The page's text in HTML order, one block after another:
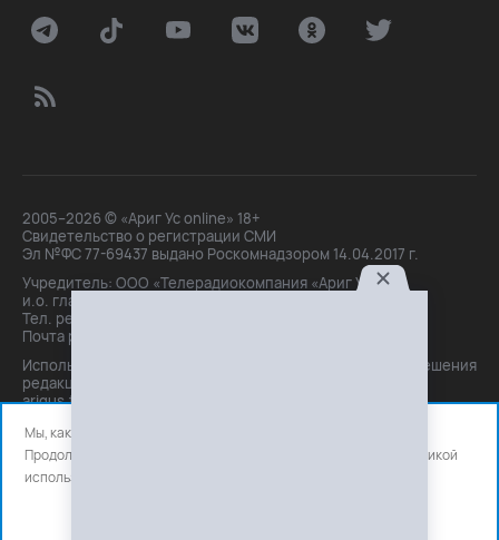
2005–2026 © «Ариг Ус online» 18+
Свидетельство о регистрации СМИ
Эл №ФС 77-69437 выдано Роскомнадзором 14.04.2017 г.
Учредитель: ООО «Телерадиокомпания «Ариг Ус»,
и.о. главного редактора: Маханова О.Б.
Тел. peдakции: +7(3012)21-30-14,
Почта peдakции: editor@arigus.tv
Использование материалов только с письменного разрешения
редакции. При цитировании прямая активная ссылка на
arigus.tv обязательна.
Мы, как и все используем файлы cookie и сервисы аналитики.
Продолжая использовать сайт, вы соглашаетесь с нашей
политикой
использования